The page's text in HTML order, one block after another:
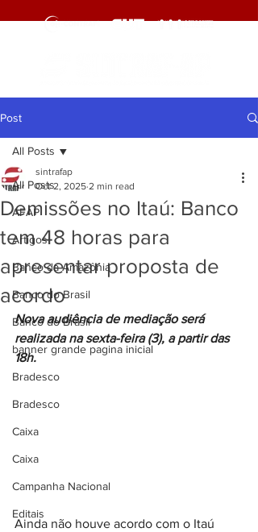
Post
All Posts
AFAP
Artigos
Banco da Amazônia
Banco do Brasil
Banco do Brasil
banner grande pagina inicial
Bradesco
Bradesco
Caixa
Caixa
Campanha Nacional
Editais
All Posts
Demissões no Itaú: Banco
tem 48 horas para
apresentar proposta de
acordo
sintrafap
Oct 2, 2025 2 min read
Nova audiência de mediação será
realizada na sexta-feira (3), a partir das
18h.
Ainda não houve acordo com o Itaú